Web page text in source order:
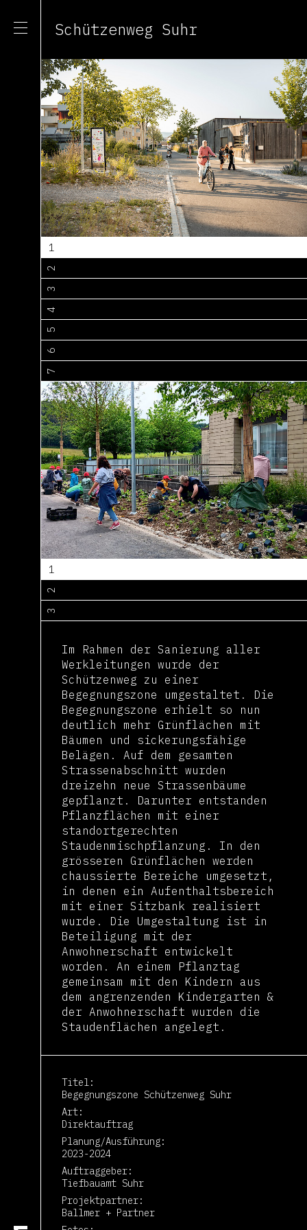
Schützenweg Suhr
1
2
3
4
5
6
7
1
2
3
Im Rahmen der Sanierung aller
Werkleitungen wurde der
Schützenweg zu einer
Begegnungszone umgestaltet. Die
Begegnungszone erhielt so nun
deutlich mehr Grünflächen mit
Bäumen und sickerungsfähige
Belägen. Auf dem gesamten
Strassenabschnitt wurden
dreizehn neue Strassenbäume
gepflanzt. Darunter entstanden
Pflanzflächen mit einer
standortgerechten
Staudenmischpflanzung. In den
grösseren Grünflächen werden
chaussierte Bereiche umgesetzt,
in denen ein Aufenthaltsbereich
mit einer Sitzbank realisiert
wurde. Die Umgestaltung ist in
Beteiligung mit der
Anwohnerschaft entwickelt
worden. An einem Pflanztag
gemeinsam mit den Kindern aus
dem angrenzenden Kindergarten &
der Anwohnerschaft wurden die
Staudenflächen angelegt.
Titel
Begegnungszone Schützenweg Suhr
Art
Direktauftrag
Planung/Ausführung
2023-2024
Auftraggeber
Tiefbauamt Suhr
Projektpartner
Ballmer + Partner